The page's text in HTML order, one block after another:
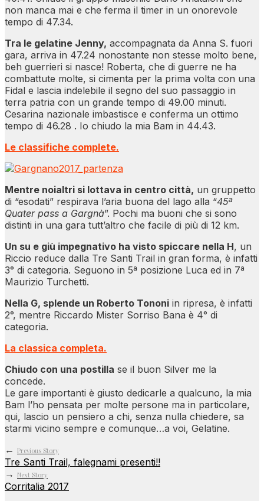
non manca mai e che ferma il timer in un onorevole
tempo di 47.34.
Tra le gelatine Jenny, accompagnata da Anna S. fuori
gara, arriva in 47.24 nonostante non stesse molto bene,
beh guerrieri si nasce! Roberta, che di guerre ne ha
combattute molte, si cimenta per la prima volta con una
Fidal e lascia indelebile il segno del suo passaggio in
terra patria con un grande tempo di 49.00 minuti.
Cesarina nazionale imbastisce e conferma un ottimo
tempo di 46.28 . Io chiudo la mia Bam in 44.43.
Le classifiche complete.
Mentre noialtri si lottava in centro città, un gruppetto
di “esodati” respirava l’aria buona del lago alla “45ª
Quater pass a Gargnà”. Pochi ma buoni che si sono
distinti in una gara tutt’altro che facile di più di 12 km.
Un su e giù impegnativo ha visto spiccare nella H, un
Riccio reduce dalla Tre Santi Trail in gran forma, è infatti
3° di categoria. Seguono in 5ª posizione Luca ed in 7ª
Maurizio Turchetti.
Nella G, splende un Roberto Tononi in ripresa, è infatti
2°, mentre Riccardo Mister Sorriso Bana è 4° di
categoria.
La classica completa.
Chiudo con una postilla se il buon Silver me la
concede.
Le gare importanti è giusto dedicarle a qualcuno, la mia
Bam l’ho pensata per molte persone ma in particolare,
qui, lascio un pensiero a chi, senza nulla chiedere, sa
starmi vicino sempre e comunque…a voi, Gelatine.
← Previous Story
Tre Santi Trail, falegnami presenti!!
→ Next Story
Corritalia 2017